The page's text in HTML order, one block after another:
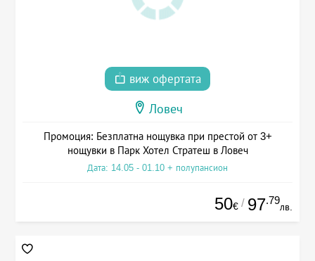
виж офертата
Ловеч
Промоция: Безплатна нощувка при престой от 3+
нощувки в Парк Хотел Стратеш в Ловеч
Дата: 14.05 - 01.10 + полупансион
50€ / 97.79
лв.